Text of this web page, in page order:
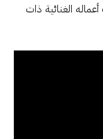
الغنائية ذات